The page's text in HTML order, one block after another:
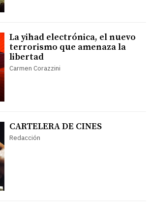
La yihad electrónica, el nuevo
terrorismo que amenaza la
libertad
Carmen Corazzini
CARTELERA DE CINES
Redacción